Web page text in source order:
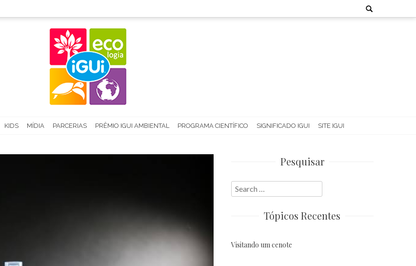
Search
for:
KIDS MÍDIA PARCERIAS PRÊMIO IGUI AMBIENTAL PROGRAMA CIENTÍFICO SIGNIFICADO IGUI SITE IGUI
Pesquisar
Search
for:
Tópicos Recentes
Visitando um cenote